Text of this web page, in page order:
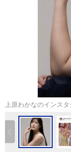
上原わかなのインス